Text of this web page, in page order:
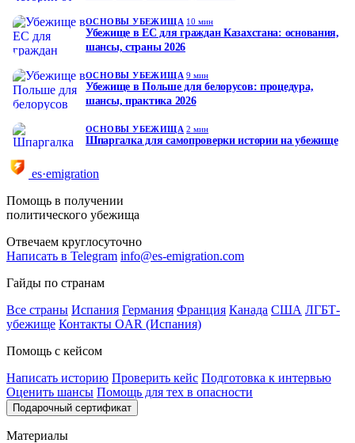
ОСНОВЫ УБЕЖИЩА 10 мин
Убежище в ЕС для граждан Казахстана: основания,
шансы, страны 2026
ОСНОВЫ УБЕЖИЩА 9 мин
Убежище в Польше для белорусов: процедура,
шансы, практика 2026
ОСНОВЫ УБЕЖИЩА 2 мин
Шпаргалка для самопроверки истории на убежище
es·emigration
Помощь в получении
политического убежища
Отвечаем круглосуточно
Написать в Telegram info@es-emigration.com
Гайды по странам
Все страны Испания Германия Франция Канада США ЛГБТ-
убежище Контакты OAR (Испания)
Помощь с кейсом
Написать историю Проверить кейс Подготовка к интервью
Оценить шансы Помощь для тех в опасности
Подарочный сертификат
Материалы